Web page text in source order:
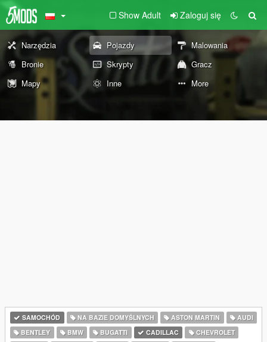
Show Adult Zaloguj się
Narzędzia Pojazdy
Malowania
Bronie
Skrypty
Gracz
Mapy
Inne More
SAMOCHÓD NA BAZIE DOMYŚLNYCH ASTON MARTIN
AUDI
BENTLEY
BMW BUGATTI CADILLAC
CHEVROLET